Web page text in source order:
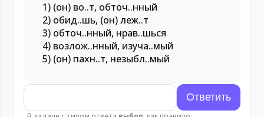
1) (он) во..т, обточ..нный
2) обид..шь, (он) леж..т
3) обточ..нный, нрав..шься
4) возлож..нный, изуча..мый
5) (он) пахн..т, незыбл..мый